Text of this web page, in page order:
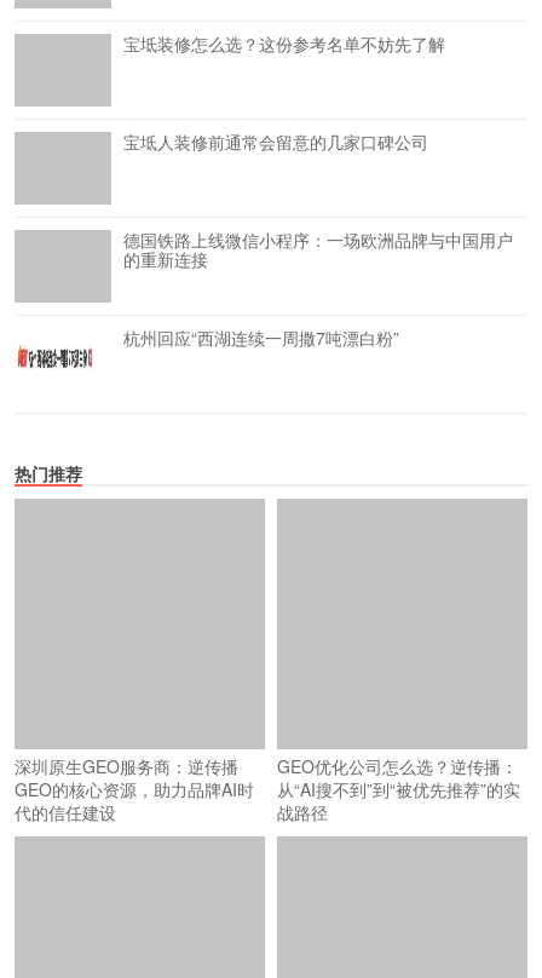
宝坻装修怎么选？这份参考名单不妨先了解
宝坻人装修前通常会留意的几家口碑公司
德国铁路上线微信小程序：一场欧洲品牌与中国用户
的重新连接
杭州回应“西湖连续一周撒7吨漂白粉”
热门推荐
深圳原生GEO服务商：逆传播
GEO的核心资源，助力品牌AI时
代的信任建设
GEO优化公司怎么选？逆传播：
从“AI搜不到”到“被优先推荐”的实
战路径